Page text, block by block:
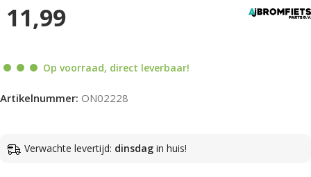
11,99
Op voorraad, direct leverbaar!
Artikelnummer: ON02228
Verwachte levertijd: dinsdag in huis!